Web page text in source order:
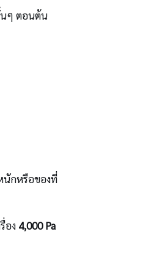
นๆ ตอนต้น
นักหรือของที่
อง 4,000 Pa